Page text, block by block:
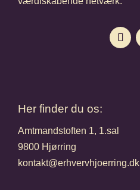
Her finder du os:
Amtmandstoften 1, 1.sal
9800 Hjørring
kontakt@erhvervhjoerring.dk